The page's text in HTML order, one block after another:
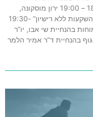
והשקעות -“לצמוח עם 300 אלף ש”ח” 18:25 – 19:00 ירון מוסקונה,
מתכנן פיננסי, פעיל בזירות רבות -“להסביר השקעות ללא רישיון” 19:30-
19:30 – 20:00 סיעור מוחות בהנחיית שי אבו, יו”ר
שפת גוף בהנחיית ד”ר אמיר הלמר